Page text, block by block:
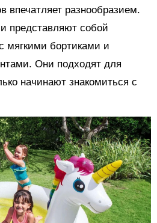
впечатляет разнообразием.
представляют собой
мягкими бортиками и
Они подходят для
начинают знакомиться с